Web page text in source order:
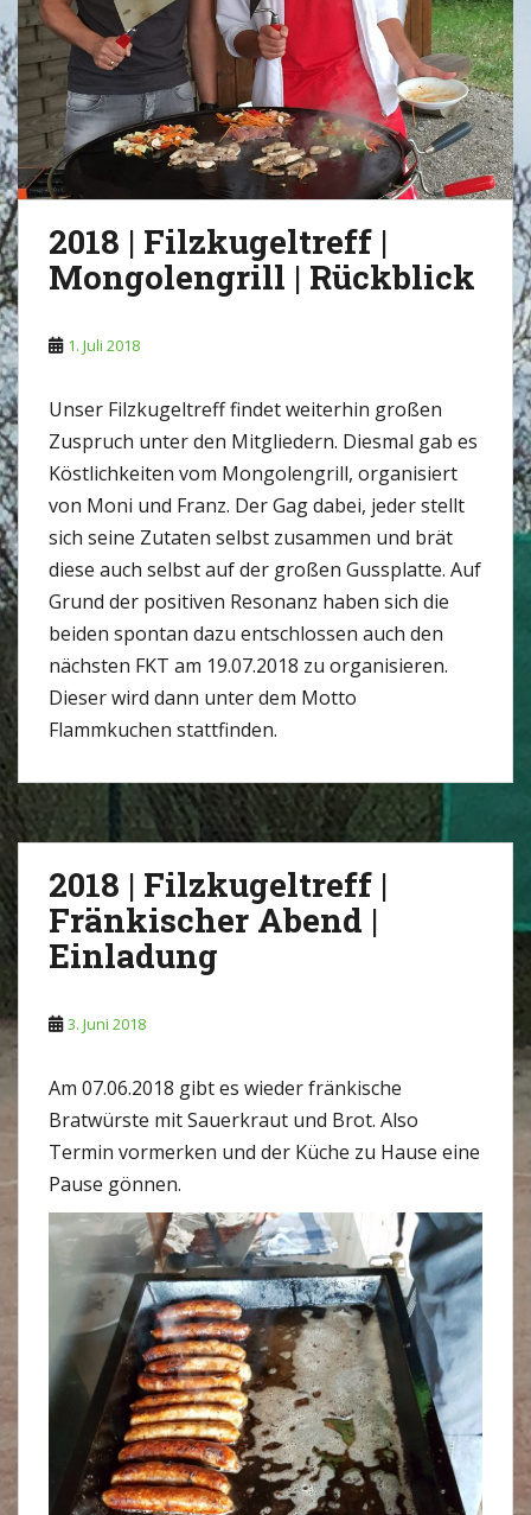
2018 | Filzkugeltreff |
Mongolengrill | Rückblick
1. Juli 2018
Unser Filzkugeltreff findet weiterhin großen
Zuspruch unter den Mitgliedern. Diesmal gab es
Köstlichkeiten vom Mongolengrill, organisiert
von Moni und Franz. Der Gag dabei, jeder stellt
sich seine Zutaten selbst zusammen und brät
diese auch selbst auf der großen Gussplatte. Auf
Grund der positiven Resonanz haben sich die
beiden spontan dazu entschlossen auch den
nächsten FKT am 19.07.2018 zu organisieren.
Dieser wird dann unter dem Motto
Flammkuchen stattfinden.
2018 | Filzkugeltreff |
Fränkischer Abend |
Einladung
3. Juni 2018
Am 07.06.2018 gibt es wieder fränkische
Bratwürste mit Sauerkraut und Brot. Also
Termin vormerken und der Küche zu Hause eine
Pause gönnen.